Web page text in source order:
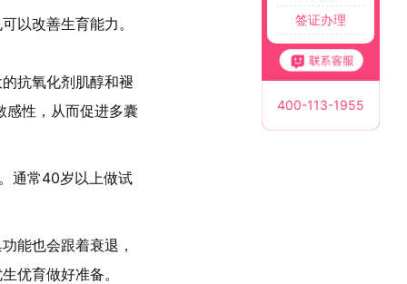
以改善生育能力。
抗氧化剂肌醇和褪
感性，从而促进多囊
通常40岁以上做试
能也会跟着衰退，
优育做好准备。
签证办理
400-113-1955